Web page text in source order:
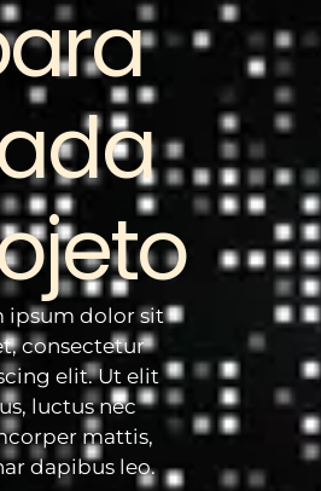
ipsum dolor sit
consectetur
elit. Ut elit
luctus nec
mattis,
dapibus leo.